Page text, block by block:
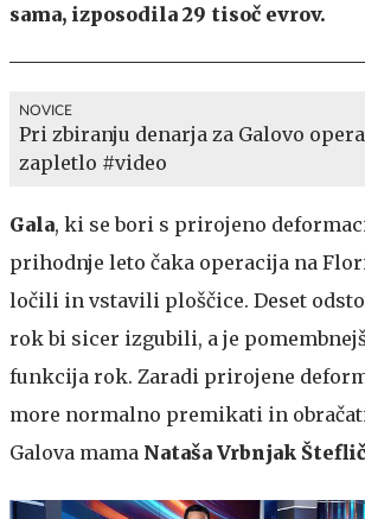
sama, izposodila 29 tisoč evrov.
NOVICE
Pri zbiranju denarja za Galovo
zapletlo #video
Gala, ki se bori s prirojeno
prihodnje leto čaka operacija na
ločili in vstavili ploščice. Deset
rok bi sicer izgubili, a je
funkcija rok. Zaradi prirojene
more normalno premikati in
Galova mama Nataša Vrbnjak Šteflič